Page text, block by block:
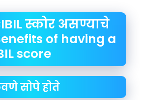
स्कोर असण्याचे
of having a
score
सोपे होते